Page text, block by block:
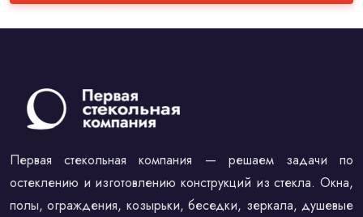
Первая стекольная компания — решаем задачи по
остеклению и изготовлению конструкций из стекла. Окна,
полы, ограждения, козырьки, беседки, зеркала, душевые